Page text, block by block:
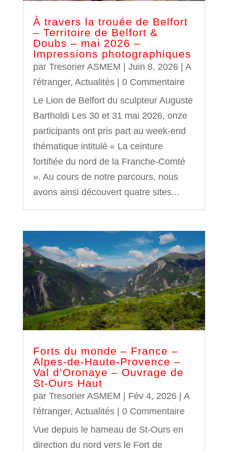
À travers la trouée de Belfort
– Territoire de Belfort &
Doubs – mai 2026 –
Impressions photographiques
par Tresorier ASMEM | Juin 8, 2026| A
l'étranger, Actualités| 0 Commentaire
Le Lion de Belfort du sculpteur Auguste
Bartholdi Les 30 et 31 mai 2026, onze
participants ont pris part au week-end
thématique intitulé « La ceinture
fortifiée du nord de la Franche‑Comté
». Au cours de notre parcours, nous
avons ainsi découvert quatre sites...
Forts du monde – France –
Alpes-de-Haute-Provence –
Val d’Oronaye – Ouvrage de
St-Ours Haut
par Tresorier ASMEM Fév 4, 2026| A
l'étranger, Actualités| 0 Commentaire
Vue depuis le hameau de St-Ours en
direction du nord vers le Fort de